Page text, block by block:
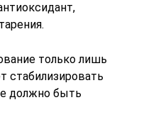
только лишь
стабилизировать
должно быть